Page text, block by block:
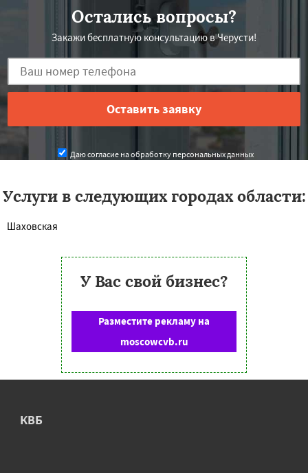
Остались вопросы?
Закажи бесплатную консультацию в Черусти!
Даю согласие на обработку персональных данных
Услуги в следующих городах области:
Шаховская
У Вас свой бизнес?
Разместите рекламу на
moscowcvb.ru
КВБ